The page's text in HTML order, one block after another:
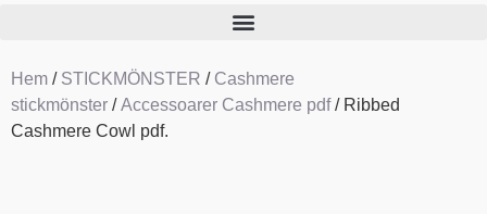
Hem / STICKMÖNSTER / Cashmere
stickmönster /Accessoarer Cashmere pdf/ Ribbed
Cashmere Cowl pdf.